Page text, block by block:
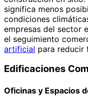
significa menos
condiciones
empresas del sector
el seguimiento
artificial para reducir
Edificaciones
Oficinas y Espacios